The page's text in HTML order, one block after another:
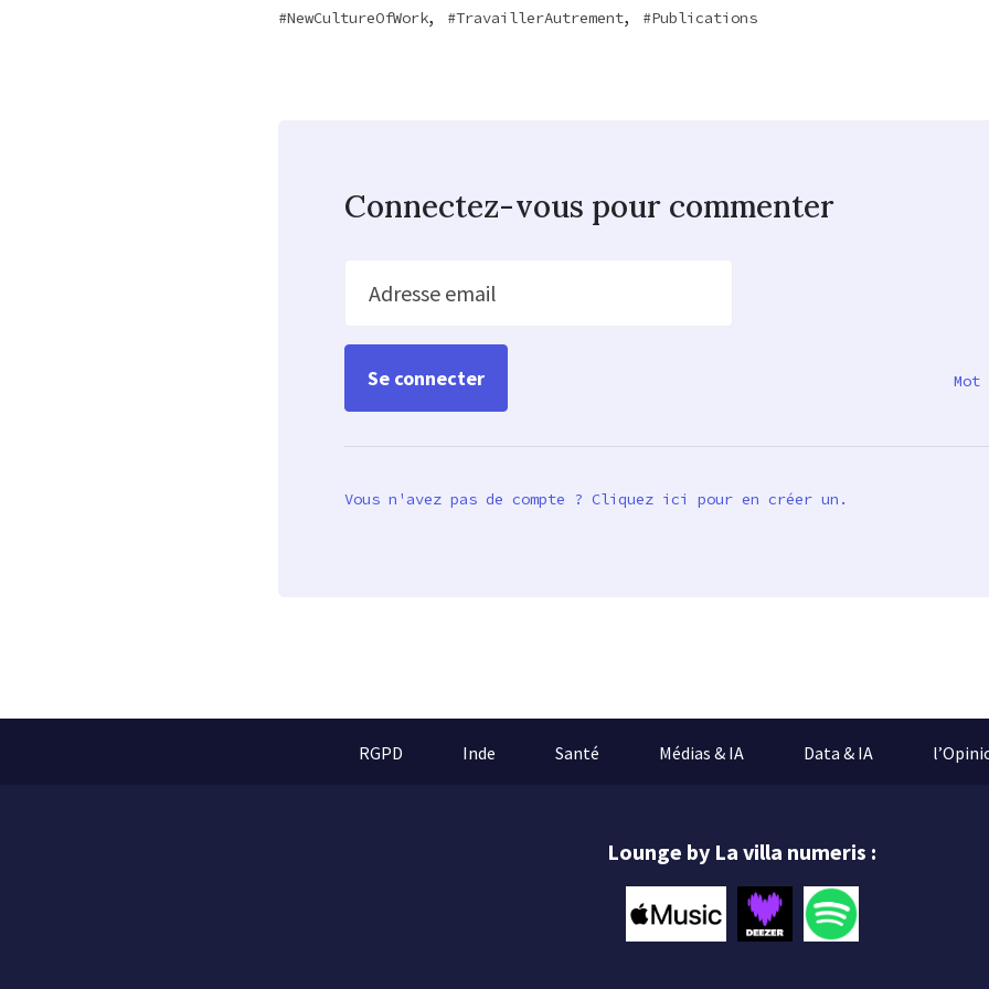
NewCultureOfWork, TravaillerAutrement, Publications
Connectez-vous pour commenter
Adresse email
Mot
Vous n'avez pas de compte ? Cliquez ici pour en créer un.
RGPD Inde Santé Médias & IA Data & IA
Lounge by La villa numeris :